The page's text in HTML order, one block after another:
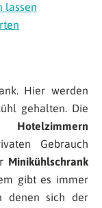
lassen
Hier werden
gehalten. Die
Hotelzimmern
Gebrauch
Minikühlschrank
gibt es immer
denen sich der